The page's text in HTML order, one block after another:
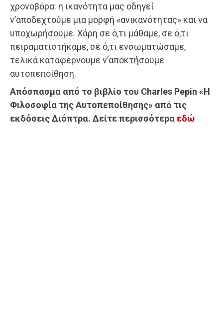
χρονοβόρα: η ικανότητα μας οδηγεί
ν’αποδεχτούμε μια μορφή «ανικανότητας» και να
υποχωρήσουμε. Χάρη σε ό,τι μάθαμε, σε ό,τι
πειραματιστήκαμε, σε ό,τι ενσωματώσαμε,
τελικά καταφέρνουμε ν’αποκτήσουμε
αυτοπεποίθηση.
Απόσπασμα από το βιβλίο του Charles Pepin «Η
Φιλοσοφία της Αυτοπεποίθησης» από τις
εκδόσεις Διόπτρα. Δείτε περισσότερα εδώ